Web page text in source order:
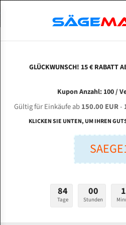
ZODEL H - 4240 für
Länge
Stärken +
ABOUTS
ENGLISH
Bi-Metall Meterware
Fleischerei Bandsägeblätter
Bandmesser Glatt Meterware
Konvex Meterware
GLÜCKWUNSCH! 15 € RABATT
Kupon Anzahl: 100 /
Gültig für Einkäufe ab150.00 EUR-
KLICKEN SIE UNTEN, UM IHREN
84
Tage
00
Stunden